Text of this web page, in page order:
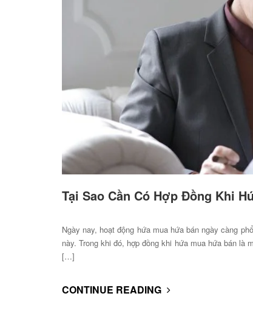
Tại Sao Cần Có Hợp Đồng Khi
Ngày nay, hoạt động hứa mua hứa bán ngày càng
này. Trong khi đó, hợp đồng khi hứa mua hứa bán
[…]
CONTINUE READING